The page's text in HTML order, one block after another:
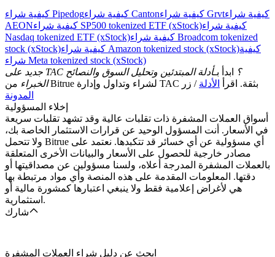
كيفية شراء Pipedog كيفية شراء Canton كيفية شراء Grvtكيفية شراء
AEON
كيفية شراء SP500 tokenized ETF (xStock)كيفية شراء
Nasdaq tokenized ETF (xStock)كيفية شراء Broadcom tokenized
stock (xStock)
كيفية شراء Amazon tokenized stock (xStock)كيفية
شراء Meta tokenized stock (xStock)
جديد على TAC ؟
ابدأ بـأدلة المبتدئين وتحليل السوق والنصائح
الخبراء
من Bitrue لشراء وتداول وإدارة TAC بثقة. اقرأ الأدلة / زر
المدونة
إخلاء المسؤولية
أسواق العملات المشفرة ذات تقلبات عالية وقد تشهد تقلبات سريعة
في الأسعار. أنت المسؤول الوحيد عن قرارات الاستثمار الخاصة بك،
ولا تتحمل Bitrue أي مسؤولية عن أي خسائر قد تتكبدها. نعتمد على
مصادر خارجية للحصول على الأسعار والبيانات الأخرى المتعلقة
بالعملات المشفرة المدرجة أعلاه، ولسنا مسؤولين عن مصداقيتها أو
دقتها. المعلومات المقدمة على هذه المنصة وأي مواد مرتبطة بها
هي لأغراض إعلامية فقط ولا ينبغي اعتبارها كمشورة مالية أو
استثمارية.
شارك
ابحث عن دليل شراء العملات المشفرة